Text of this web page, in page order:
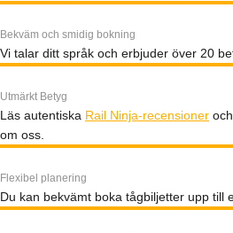
Bekväm och smidig bokning
Vi talar ditt språk och erbjuder över 20
Utmärkt Betyg
Läs autentiska Rail Ninja-recensioner
om oss.
Flexibel planering
Du kan bekvämt boka tågbiljetter upp till